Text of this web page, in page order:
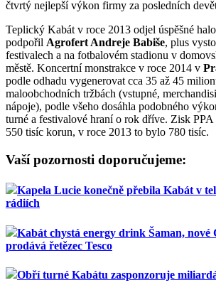
čtvrtý nejlepší výkon firmy za posledních
Teplický Kabát v roce 2013 odjel úspěšné
podpořil Agrofert Andreje Babiše, plus
festivalech a na fotbalovém stadionu v
městě. Koncertní monstrakce v roce 2014 v
podle odhadu vygenerovat cca 35 až 45
maloobchodních tržbách (vstupné,
nápoje), podle všeho dosáhla podobného
turné a festivalové hraní o rok dříve. Zisk
550 tisíc korun, v roce 2013 to bylo 780 tisíc.
Vaší pozornosti doporučujeme:
Kapela Lucie konečně přebila Kabát v
rádiích
Kabát chystá energy drink Šaman, nové
prodává řetězec Tesco
Obří turné Kabátu zasponzoruje